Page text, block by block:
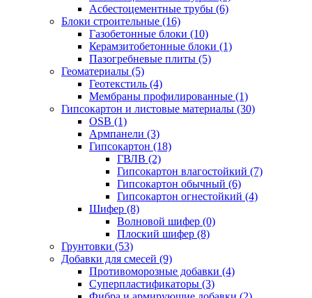
Асбестоцементные трубы (6)
Блоки строительные (16)
Газобетонные блоки (10)
Керамзитобетонные блоки (1)
Пазогребневые плиты (5)
Геоматериалы (5)
Геотекстиль (4)
Мембраны профилированные (1)
Гипсокартон и листовые материалы (30)
OSB (1)
Армпанели (3)
Гипсокартон (18)
ГВЛВ (2)
Гипсокартон влагостойкий (7)
Гипсокартон обычный (6)
Гипсокартон огнестойкий (4)
Шифер (8)
Волновой шифер (0)
Плоский шифер (8)
Грунтовки (53)
Добавки для смесей (9)
Противоморозные добавки (4)
Суперпластификаторы (3)